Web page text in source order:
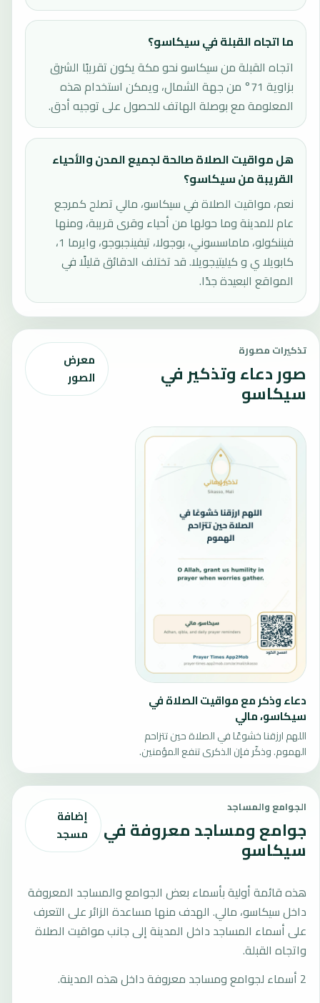
ما اتجاه القبلة في سيكاسو؟
اتجاه القبلة من سيكاسو نحو مكة يكون تقريبًا الشرق
بزاوية 71° من جهة الشمال، ويمكن استخدام هذه
المعلومة مع بوصلة الهاتف للحصول على توجيه أدق.
هل مواقيت الصلاة صالحة لجميع المدن والأحياء
القريبة من سيكاسو؟
نعم، مواقيت الصلاة في سيكاسو، مالي تصلح كمرجع
عام للمدينة وما حولها من أحياء وقرى قريبة، ومنها
فيننكولو، ماماسسوني، بوجولا، تيفينجبوجو، وايرما 1،
كابويلا ي و كيليتيجويلا. قد تختلف الدقائق قليلًا في
المواقع البعيدة جدًا.
تذكيرات مصورة
صور دعاء وتذكير في
سيكاسو
معرض
الصور
دعاء وذكر مع مواقيت الصلاة في
سيكاسو، مالي
اللهم ارزقنا خشوعًا في الصلاة حين تتزاحم
الهموم. وذكّر فإن الذكرى تنفع المؤمنين.
الجوامع والمساجد
جوامع ومساجد معروفة في
سيكاسو
إضافة
مسجد
هذه قائمة أولية بأسماء بعض الجوامع والمساجد المعروفة
داخل سيكاسو، مالي. الهدف منها مساعدة الزائر على التعرف
على أسماء المساجد داخل المدينة إلى جانب مواقيت الصلاة
واتجاه القبلة.
2 أسماء لجوامع ومساجد معروفة داخل هذه المدينة.